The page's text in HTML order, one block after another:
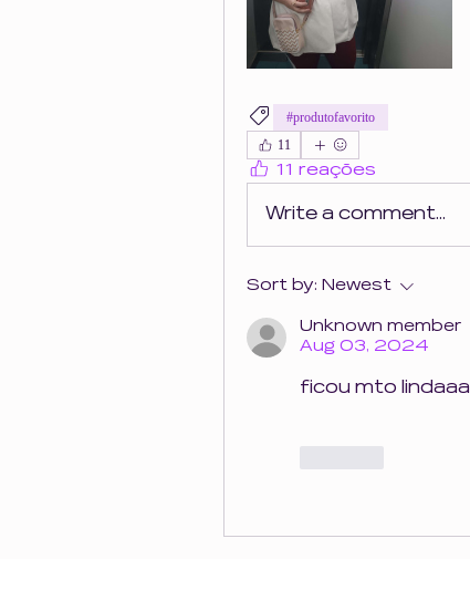
#produtofavorito
11
11 reações
Write a comment...
Sort by: Newest
Unknown member
Aug 03, 2024
ficou mto lindaaa